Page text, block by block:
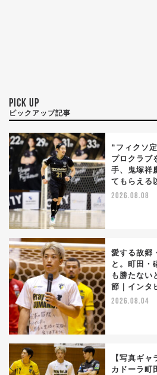
PICK UP
ピックアップ記事
“フィクソ
プロクラブ
手、鬼塚祥
てもらえる
2026.08.08
愛する故郷
と。町田・
も勝たない
節｜インタ
2026.08.04
【写真ギ
カドーラ町